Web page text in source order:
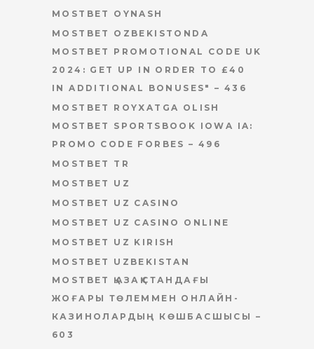
MOSTBET OYNASH
MOSTBET OZBEKISTONDA
MOSTBET PROMOTIONAL CODE UK
2024: GET UP IN ORDER TO £40
IN ADDITIONAL BONUSES" – 436
MOSTBET ROYXATGA OLISH
MOSTBET SPORTSBOOK IOWA IA:
PROMO CODE FORBES – 496
MOSTBET TR
MOSTBET UZ
MOSTBET UZ CASINO
MOSTBET UZ CASINO ONLINE
MOSTBET UZ KIRISH
MOSTBET UZBEKISTAN
MOSTBET ҚАЗАҚСТАНДАҒЫ
ЖОҒАРЫ ТӨЛЕММЕН ОНЛАЙН-
КАЗИНОЛАРДЫҢ КӨШБАСШЫСЫ –
603